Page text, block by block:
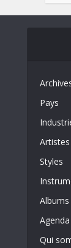
Pays
Artistes
Styles
Albums
Agenda
Qui